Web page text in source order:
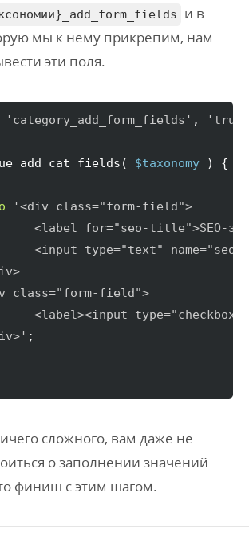
и в
мы к нему прикрепим, нам
эти поля.
'category_add_form_fields' ,
( $taxonomy ) {
'<div class="form-field">
;
сложного, вам даже не
о заполнении значений
финиш с этим шагом.